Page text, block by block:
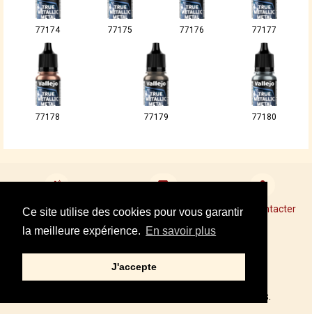
Ce site utilise des cookies pour vous garantir
la meilleure expérience. En savoir plus
J'accepte
77174 77175 77176 77177
77178 77179 77180
Devenir revendeur Points de Vente Conseil Nous contacter
Mentions légales
© 2002,2021 – PRINCE AUGUST, TOUS DROITS RÉSERVÉS.